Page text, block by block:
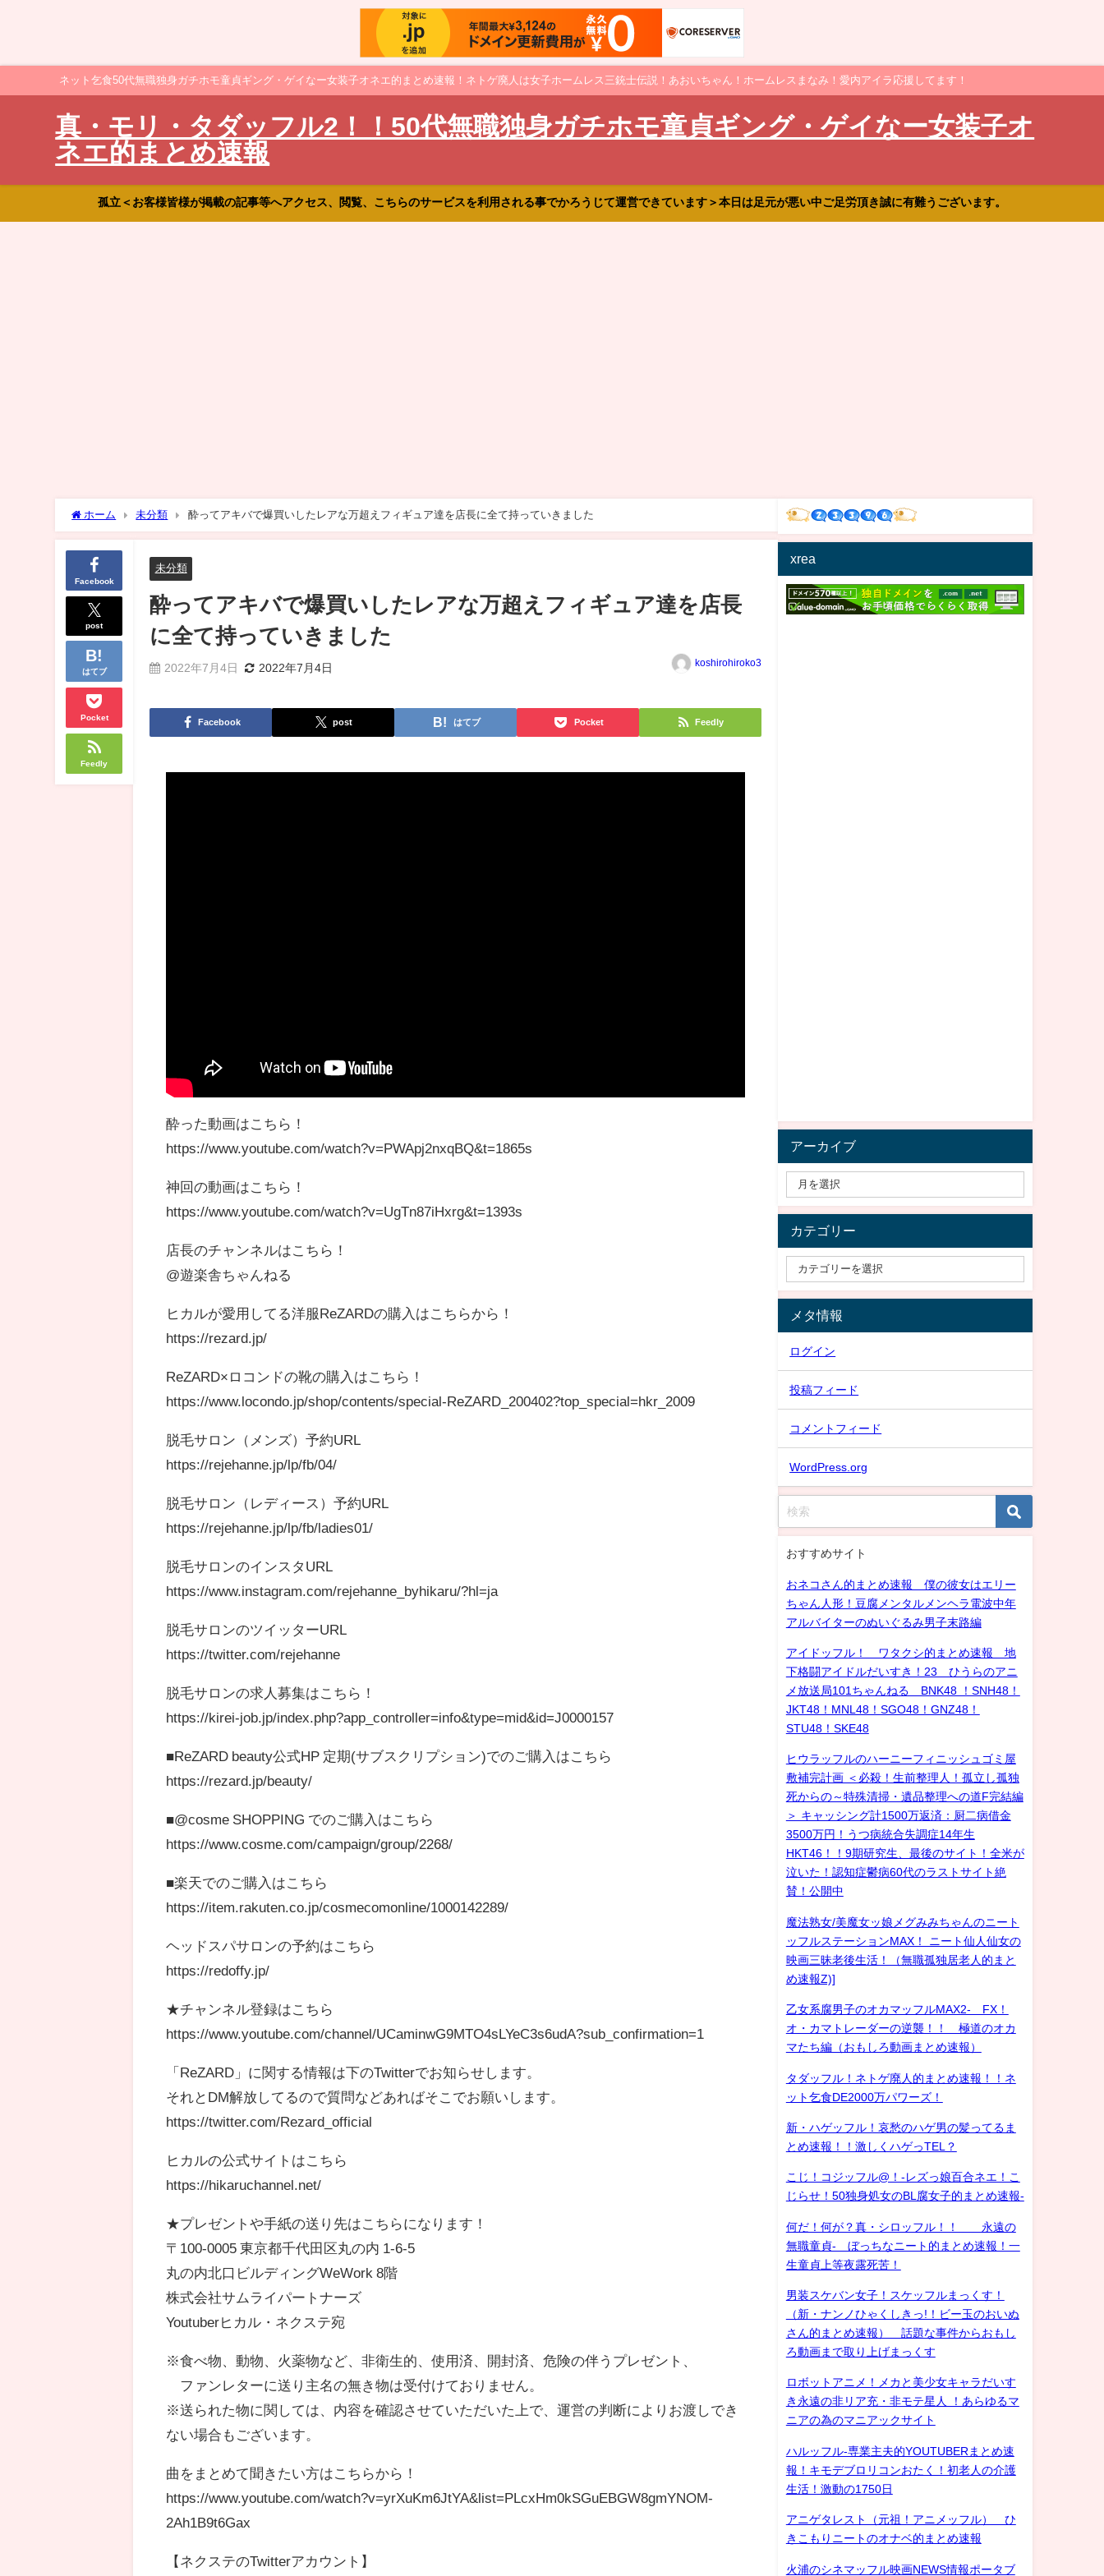
ネット乞食50代無職独身ガチホモ童貞ギング・ゲイなー女装子オネエ的まとめ速報！ネトゲ廃人は女子ホームレス三銃士伝説！あおいちゃん！ホームレスまなみ！愛内アイラ応援してます！
真・モリ・タダッフル2！！50代無職独身ガチホモ童貞ギング・ゲイなー女装子オ
ネエ的まとめ速報
孤立＜お客様皆様が掲載の記事等へアクセス、閲覧、こちらのサービスを利用される事でかろうじて運営できています＞本日は足元が悪い中ご足労頂き誠に有難うございます。
ホーム 未分類 酔ってアキバで爆買いしたレアな万超えフィギュア達を店長に全て持っていきました
Facebook
post
はてブ
Pocket
Feedly
未分類
酔ってアキバで爆買いしたレアな万超えフィギュア達を店長
に全て持っていきました
2022年7月4日 2022年7月4日 koshirohiroko3
Facebook post はてブ Pocket Feedly
酔った動画はこちら！
https://www.youtube.com/watch?v=PWApj2nxqBQ&t=1865s
神回の動画はこちら！
https://www.youtube.com/watch?v=UgTn87iHxrg&t=1393s
店長のチャンネルはこちら！
@遊楽舎ちゃんねる
ヒカルが愛用してる洋服ReZARDの購入はこちらから！
https://rezard.jp/
ReZARD×ロコンドの靴の購入はこちら！
https://www.locondo.jp/shop/contents/special-ReZARD_200402?top_special=hkr_2009
脱毛サロン（メンズ）予約URL
https://rejehanne.jp/lp/fb/04/
脱毛サロン（レディース）予約URL
https://rejehanne.jp/lp/fb/ladies01/
脱毛サロンのインスタURL
https://www.instagram.com/rejehanne_byhikaru/?hl=ja
脱毛サロンのツイッターURL
https://twitter.com/rejehanne
脱毛サロンの求人募集はこちら！
https://kirei-job.jp/index.php?app_controller=info&type=mid&id=J0000157
■ReZARD beauty公式HP 定期(サブスクリプション)でのご購入はこちら
https://rezard.jp/beauty/
■@cosme SHOPPING でのご購入はこちら
https://www.cosme.com/campaign/group/2268/
■楽天でのご購入はこちら
https://item.rakuten.co.jp/cosmecomonline/1000142289/
ヘッドスパサロンの予約はこちら
https://redoffy.jp/
★チャンネル登録はこちら
https://www.youtube.com/channel/UCaminwG9MTO4sLYeC3s6udA?sub_confirmation=1
「ReZARD」に関する情報は下のTwitterでお知らせします。
それとDM解放してるので質問などあればそこでお願いします。
https://twitter.com/Rezard_official
ヒカルの公式サイトはこちら
https://hikaruchannel.net/
★プレゼントや手紙の送り先はこちらになります！
〒100-0005 東京都千代田区丸の内 1-6-5
丸の内北口ビルディングWeWork 8階
株式会社サムライパートナーズ
Youtuberヒカル・ネクステ宛
※食べ物、動物、火薬物など、非衛生的、使用済、開封済、危険の伴うプレゼント、
ファンレターに送り主名の無き物は受付けておりません。
※送られた物に関しては、内容を確認させていただいた上で、運営の判断によりお渡しでき
ない場合もございます。
曲をまとめて聞きたい方はこちらから！
https://www.youtube.com/watch?v=yrXuKm6JtYA&list=PLcxHm0kSGuEBGW8gmYNOM-
2Ah1B9t6Gax
【ネクステのTwitterアカウント】
xrea
アーカイブ
カテゴリー
メタ情報
ログイン
投稿フィード
コメントフィード
WordPress.org
おすすめサイト
おネコさん的まとめ速報 僕の彼女はエリー
ちゃん人形！豆腐メンタルメンヘラ電波中年
アルバイターのぬいぐるみ男子末路編
アイドッフル！ ワタクシ的まとめ速報 地
下格闘アイドルだいすき！23 ひうらのアニ
メ放送局101ちゃんねる BNK48 ！SNH48！
JKT48！MNL48！SGO48！GNZ48！
STU48！SKE48
ヒウラッフルのハーニーフィニッシュゴミ屋
敷補完計画 ＜必殺！生前整理人！孤立し孤独
死からの～特殊清掃・遺品整理への道F完結編
＞ キャッシング計1500万返済：厨二病借金
3500万円！うつ病統合失調症14年生
HKT46！！9期研究生、最後のサイト！全米が
泣いた！認知症鬱病60代のラストサイト絶
賛！公開中
魔法熟女/美魔女ッ娘メグみみちゃんのニート
ッフルステーションMAX！ ニート仙人仙女の
映画三昧老後生活！（無職孤独居老人的まと
め速報Z)]
乙女系腐男子のオカマッフルMAX2- FX！
オ・カマトレーダーの逆襲！！ 極道のオカ
マたち編（おもしろ動画まとめ速報）
タダッフル！ネトゲ廃人的まとめ速報！！ネ
ット乞食DE2000万パワーズ！
新・ハゲッフル！哀愁のハゲ男の髪ってるま
とめ速報！！激しくハゲっTEL？
こじ！コジッフル@！-レズっ娘百合ネエ！こ
じらせ！50独身処女のBL腐女子的まとめ速報-
何だ！何が？真・シロッフル！！ 永遠の
無職童貞- ぼっちなニート的まとめ速報！一
生童貞上等夜露死苦！
男装スケバン女子！スケッフルまっくす！
（新・ナンノひゃくしきっ!！ビー玉のおいぬ
さん的まとめ速報） 話題な事件からおもし
ろ動画まで取り上げまっくす
ロボットアニメ！メカと美少女キャラだいす
き永遠の非リア充・非モテ星人 ！あらゆるマ
ニアの為のマニアックサイト
ハルッフル-専業主夫的YOUTUBERまとめ速
報！キモデブロリコンおたく！初老人の介護
生活！激動の1750日
アニゲタレスト（元祖！アニメッフル） ひ
きこもりニートのオナベ的まとめ速報
火浦のシネマッフル映画NEWS情報ポータブ